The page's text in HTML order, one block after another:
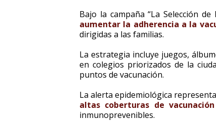
Bajo la campaña “La Selección
aumentar la adherencia a la
dirigidas a las familias.
La estrategia incluye juegos,
en colegios priorizados de la
puntos de vacunación.
La alerta epidemiológica
altas coberturas de vacunación
inmunoprevenibles.